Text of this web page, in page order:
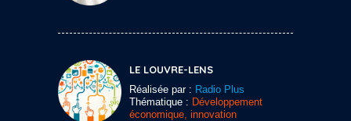
LE LOUVRE-LENS
Réalisée par : Radio Plus
Thématique : Développement
économique, innovation